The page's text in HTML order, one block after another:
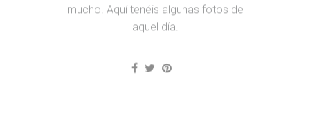
mucho. Aquí tenéis algunas fotos de
aquel día.